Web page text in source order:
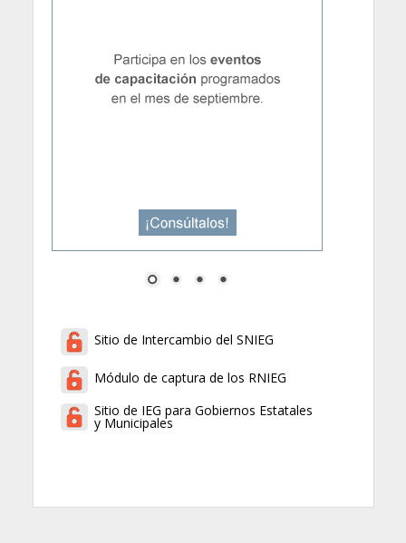
Sitio de Intercambio del SNIEG
Módulo de captura de los RNIEG
Sitio de IEG para Gobiernos Estatales
y Municipales